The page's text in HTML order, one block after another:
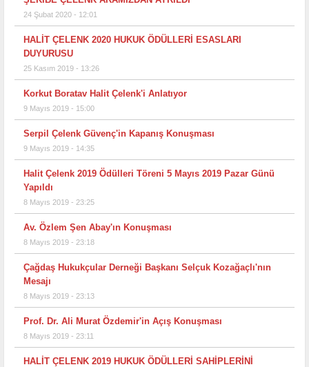
24 Şubat 2020 - 12:01
HALİT ÇELENK 2020 HUKUK ÖDÜLLERİ ESASLARI
DUYURUSU
25 Kasım 2019 - 13:26
Korkut Boratav Halit Çelenk'i Anlatıyor
9 Mayıs 2019 - 15:00
Serpil Çelenk Güvenç'in Kapanış Konuşması
9 Mayıs 2019 - 14:35
Halit Çelenk 2019 Ödülleri Töreni 5 Mayıs 2019 Pazar Günü
Yapıldı
8 Mayıs 2019 - 23:25
Av. Özlem Şen Abay'ın Konuşması
8 Mayıs 2019 - 23:18
Çağdaş Hukukçular Derneği Başkanı Selçuk Kozağaçlı'nın
Mesajı
8 Mayıs 2019 - 23:13
Prof. Dr. Ali Murat Özdemir'in Açış Konuşması
8 Mayıs 2019 - 23:11
HALİT ÇELENK 2019 HUKUK ÖDÜLLERİ SAHİPLERİNİ